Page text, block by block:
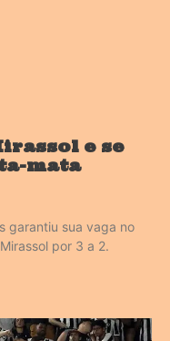
e se
mata
garantiu sua vaga no
por 3 a 2.